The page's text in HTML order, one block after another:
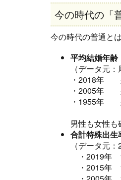
今の時代の「
今の時代の普通と
平均結婚年齢
（データ元
・2018年
・2005年
・1955年
男性も女性も
合計特殊出生
（データ元
・2019年
・2015年